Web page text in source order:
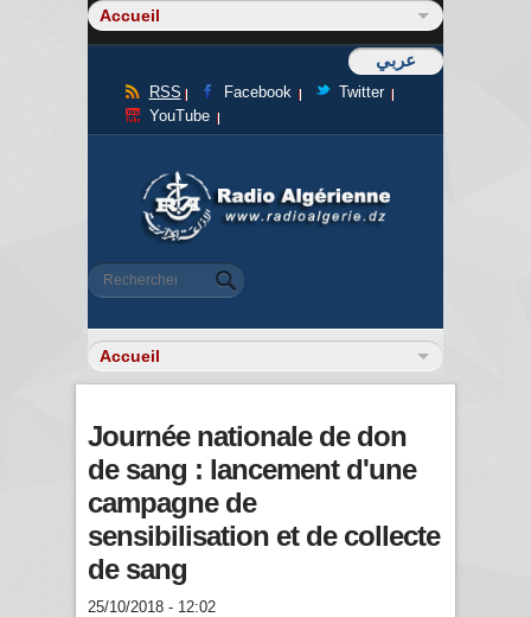
عربي
RSS Facebook
Twitter
YouTube
Formulaire de recherche
Rechercher
Journée nationale de don
de sang : lancement d'une
campagne de
sensibilisation et de collecte
de sang
25/10/2018 - 12:02